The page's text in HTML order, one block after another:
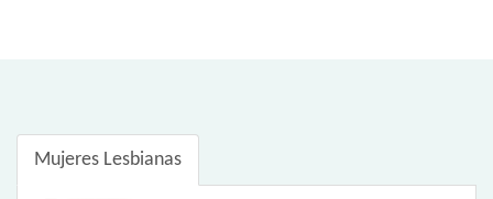
Mujeres Lesbianas